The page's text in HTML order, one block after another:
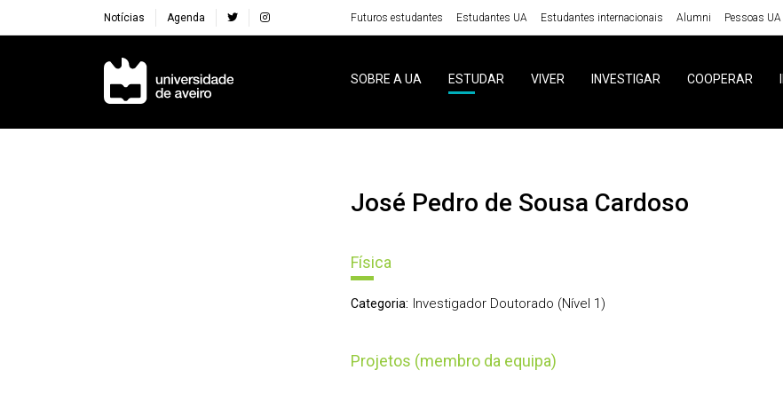
Notícias Agenda Futuros estudantes Estudantes UA Estudantes internacionais Alumni Pessoas UA
Navegação Principal
SOBRE A UA ESTUDAR VIVER INVESTIGAR COOPERAR
José Pedro de Sousa Cardoso
Física
Categoria: Investigador Doutorado (Nível 1)
Projetos (membro da equipa)